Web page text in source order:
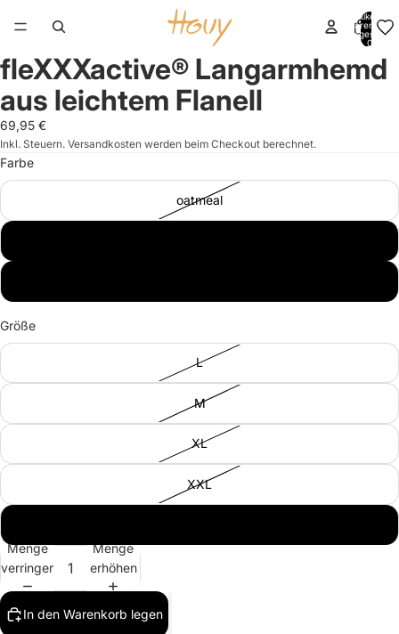
Artikel im
Warenkorb
insgesamt:
0
Bild
im
Vollbildmodus
öffnen
Bild
im
Vollbildmodus
öffnen
Bild
im
Vollbildmodus
öffnen
Bild
im
Vollbildmodus
öffnen
fleXXXactive® Langarmhemd
aus leichtem Flanell
69,95 €
Inkl. Steuern. Versandkosten werden beim Checkout berechnet.
Farbe
oatmeal
Größe
L
M
XL
XXL
Menge
verringern
Menge
erhöhen
In den Warenkorb legen